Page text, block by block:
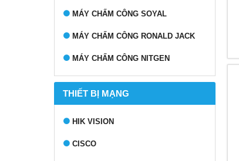
MÁY CHẤM CÔNG SOYAL
MÁY CHẤM CÔNG RONALD JACK
MÁY CHẤM CÔNG NITGEN
THIẾT BỊ MẠNG
HIK VISION
CISCO